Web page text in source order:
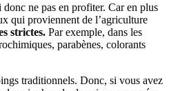
ne pas en profiter. Car en plus
qui proviennent de l’agriculture
strictes. Par exemple, dans les
parabènes, colorants
traditionnels. Donc, si vous avez